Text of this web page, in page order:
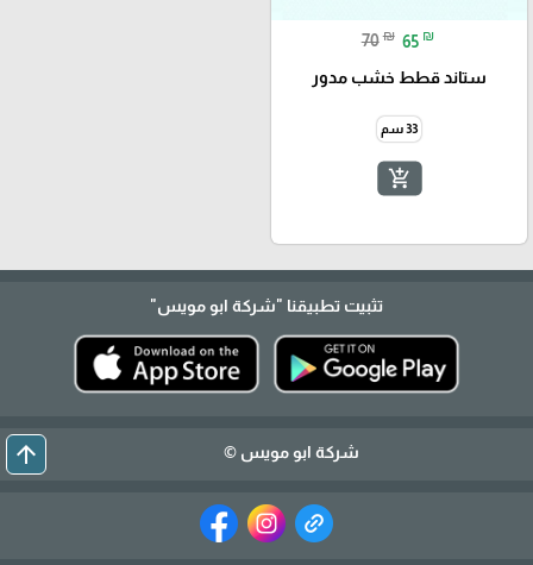
70 ₪ 65 ₪
ستاند قطط خشب مدور
33 سم
add_shopping_cart
تثبيت تطبيقنا "شركة ابو مويس"
شركة ابو مويس © arrow_upward